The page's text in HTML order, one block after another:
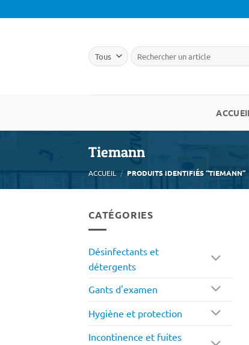
au
Tiemann
ACCUEIL / PRODUITS IDENTIFIÉS “TIEMANN”
CATÉGORIES
Désinfectants et
détergents
Gants d'examen
Hygiène et protection
Incontinence et fuites